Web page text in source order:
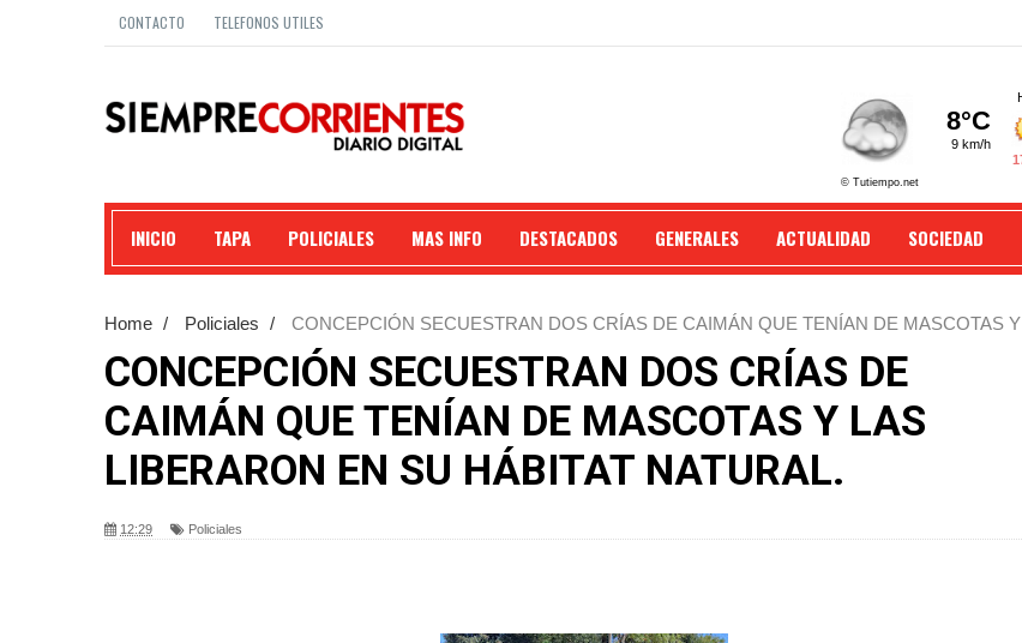
CONTACTO TELEFONOS UTILES
INICIO TAPA POLICIALES MAS INFO DESTACADOS GENERALES ACTUALIDAD SOCIEDAD
Home / Policiales /
CONCEPCIÓN SECUESTRAN DOS CRÍAS DE CAIMÁN QUE TENÍAN DE MASCOTAS Y
LAS LIBERARON EN SU HÁBITAT NATURAL.
CONCEPCIÓN SECUESTRAN DOS CRÍAS DE
CAIMÁN QUE TENÍAN DE MASCOTAS Y LAS
LIBERARON EN SU HÁBITAT NATURAL.
12:29 Policiales